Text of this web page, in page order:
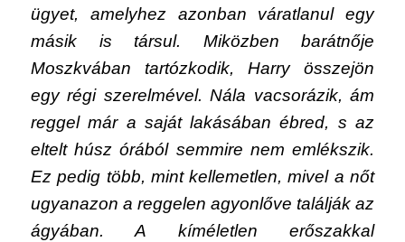
ügyet, amelyhez azonban váratlanul egy
másik is társul. Miközben barátnője
Moszkvában tartózkodik, Harry összejön
egy régi szerelmével. Nála vacsorázik, ám
reggel már a saját lakásában ébred, s az
eltelt húsz órából semmire nem emlékszik.
Ez pedig több, mint kellemetlen, mivel a nőt
ugyanazon a reggelen agyonlőve találják az
ágyában. A kíméletlen erőszakkal